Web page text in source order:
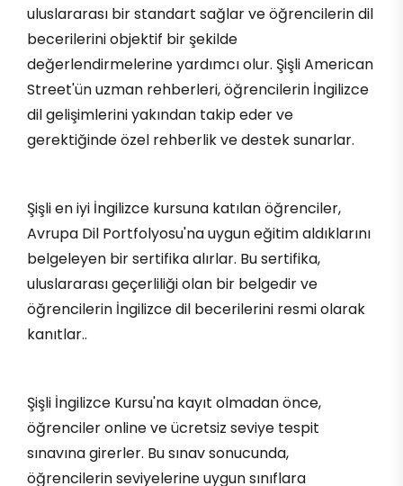
uluslararası bir standart sağlar ve öğrencilerin dil
becerilerini objektif bir şekilde
değerlendirmelerine yardımcı olur. Şişli American
Street'ün uzman rehberleri, öğrencilerin İngilizce
dil gelişimlerini yakından takip eder ve
gerektiğinde özel rehberlik ve destek sunarlar.
Şişli en iyi İngilizce kursuna katılan öğrenciler,
Avrupa Dil Portfolyosu'na uygun eğitim aldıklarını
belgeleyen bir sertifika alırlar. Bu sertifika,
uluslararası geçerliliği olan bir belgedir ve
öğrencilerin İngilizce dil becerilerini resmi olarak
kanıtlar..
Şişli İngilizce Kursu'na kayıt olmadan önce,
öğrenciler online ve ücretsiz seviye tespit
sınavına girerler. Bu sınav sonucunda,
öğrencilerin seviyelerine uygun sınıflara